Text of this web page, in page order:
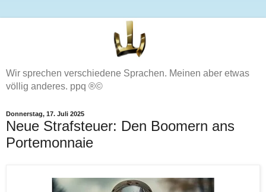
Wir sprechen verschiedene Sprachen. Meinen aber etwas
völlig anderes. ppq ®©
Donnerstag, 17. Juli 2025
Neue Strafsteuer: Den Boomern ans
Portemonnaie